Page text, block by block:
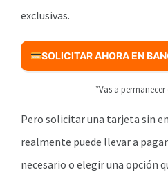
exclusivas.
SOLICITAR AHORA EN
*Vas a
Pero solicitar una tarjeta sin
realmente puede llevar a
necesario o elegir una opción